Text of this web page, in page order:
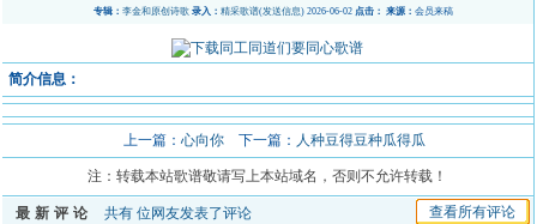
专辑： 李金和原创诗歌 录入： 精采歌谱(发送信息) 2026-06-02点击： 来源： 会员来稿
简介信息：
上一篇： 心向你下一篇： 人种豆得豆种瓜得瓜
注：转载本站歌谱敬请写上本站域名，否则不允许转载！
最新评论 共有位网友发表了评论 查看所有评论